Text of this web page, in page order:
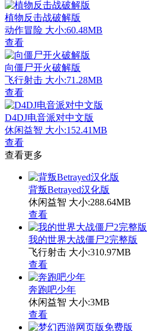
植物反击战破解版
动作冒险 大小:60.48MB
查看
向僵尸开火破解版
飞行射击 大小:71.28MB
查看
D4DJ电音派对中文版
休闲益智 大小:152.41MB
查看
查看更多
背叛Betrayed汉化版
休闲益智 大小:288.64MB
查看
我的世界大战僵尸2完整版
飞行射击 大小:310.97MB
查看
奔跑吧少年
休闲益智 大小:3MB
查看